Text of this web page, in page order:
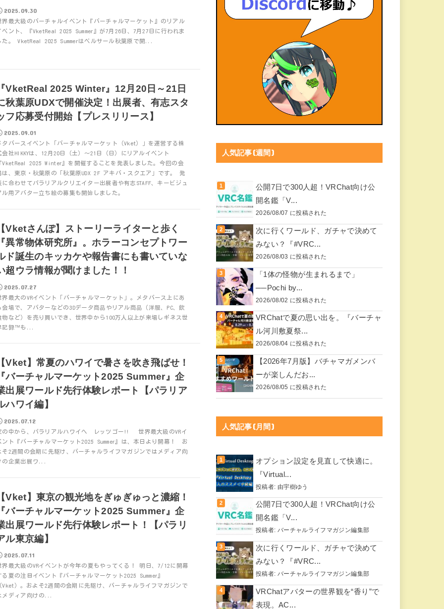
2025.09.30
界最大級のバーチャルイベント『バーチャルマーケット』のリアル
ベント、『VketReal 2025 Summer』が7月26日、7月27日に行われま
た。 VketReal 2025 Summerはベルサール秋葉原で開...
VketReal 2025 Winter』12月20日～21日
秋葉原UDXで開催決定！出展者、有志スタ
フ応募受付開始【プレスリリース】
2025.09.01
タバースイベント「バーチャルマーケット（Vket）」を運営する株
会社HIKKYは、12月20日（土）～21日（日）にリアルイベント
VketReal 2025 Winter』を開催することを発表しました。今回の会
は、東京・秋葉原の「秋葉原UDX 2F アキバ・スクエア」です。 発
に合わせてパラリアルクリエイター出展者や有志STAFF、キービジュ
ル用アバター立ち絵の募集も開始しました。
Vketさんぽ】ストーリーライターと歩く
異常物体研究所』。ホラーコンセプトワー
ド誕生のキッカケや報告書にも書いていな
超ウラ情報が聞けました！！
2025.07.27
界最大のVRイベント「バーチャルマーケット」。メタバース上にあ
会場で、アバターなどの3Dデータ商品やリアル商品（洋服、PC、飲
物など）を売り買いでき、世界中から100万人以上が来場しギネス世
記録™も...
Vket】常夏のハワイで暑さを吹き飛ばせ！
バーチャルマーケット2025 Summer』企
出展ワールド先行体験レポート【パラリア
ハワイ編】
2025.07.12
の中から、パラリアルハワイへ レッツゴー!! 世界最大級のVRイ
ント『バーチャルマーケット2025 Summer』は、本日より開幕！ お
そ2週間の会期に先駆け、バーチャルライフマガジンではメディア向
の企業出展ワ...
Vket】東京の観光地をぎゅぎゅっと濃縮！
バーチャルマーケット2025 Summer』企
出展ワールド先行体験レポート！【パラリ
ル東京編】
2025.07.11
界最大級のVRイベントが今年の夏もやってくる！ 明日、7/12に開幕
る夏の注目イベント『バーチャルマーケット2025 Summer』
Vket）。およそ2週間の会期に先駆け、バーチャルライフマガジンで
メディア向けの...
人気記事(週間)
公開7日で300人超！VRChat向け公
開名鑑「V...
2026/08/07 に投稿された
次に行くワールド、ガチャで決めて
みない？『#VRC...
2026/08/03 に投稿された
「1体の怪物が生まれるまで」
──Pochi by...
2026/08/02 に投稿された
VRChatで夏の思い出を。『バーチャ
ル河川敷夏祭...
2026/08/04 に投稿された
【2026年7月版】バチャマガメンバ
ーが楽しんだお...
2026/08/05 に投稿された
人気記事(月間)
オプション設定を見直して快適に。
『Virtual...
投稿者: 由宇樹ゆう
公開7日で300人超！VRChat向け公
開名鑑「V...
投稿者: バーチャルライフマガジン編集部
次に行くワールド、ガチャで決めて
みない？『#VRC...
投稿者: バーチャルライフマガジン編集部
VRChatアバターの世界観を“香り”で
表現。AC...